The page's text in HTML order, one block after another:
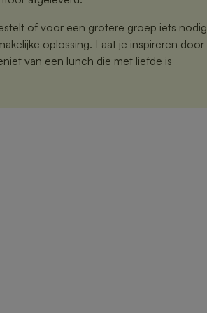
of voor een grotere groep iets nodig
oplossing. Laat je inspireren door
van een lunch die met liefde is